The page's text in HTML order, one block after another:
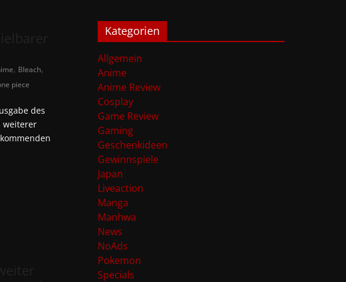
, Bleach,
piece
des
weiterer
Kategorien
Allgemein
Anime
Anime Review
Cosplay
Game Review
Gaming
Geschenkideen
Gewinnspiele
Japan
Liveaction
Manga
Manhwa
News
NoAds
Pokemon
Specials